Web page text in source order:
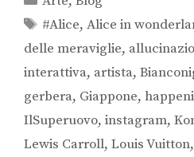
#Alice,Alice in
delle meraviglie,
interattiva, artista,
gerbera, Giappone,
IlSuperuovo, instagram,
Lewis Carroll, Louis Vuitton,